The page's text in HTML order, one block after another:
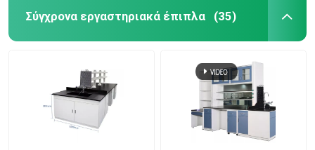
Σύγχρονα εργαστηριακά έπιπλα (35)